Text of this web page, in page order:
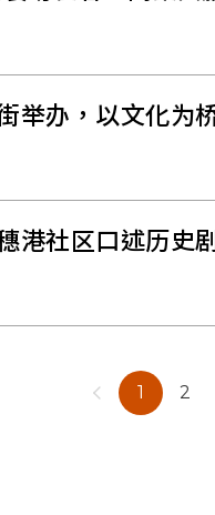
举办，以文化为
港社区口述历史
1 2